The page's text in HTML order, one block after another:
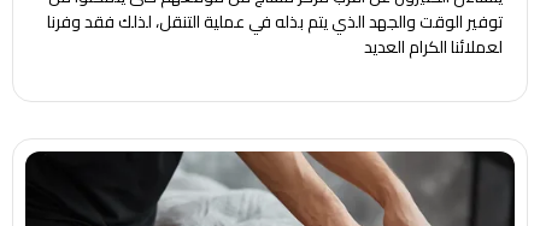
توفير الوقت والجهد الذي يتم بذله في عملية التنقل، لذلك فقد وفرنا
لعملائنا الكرام العديد